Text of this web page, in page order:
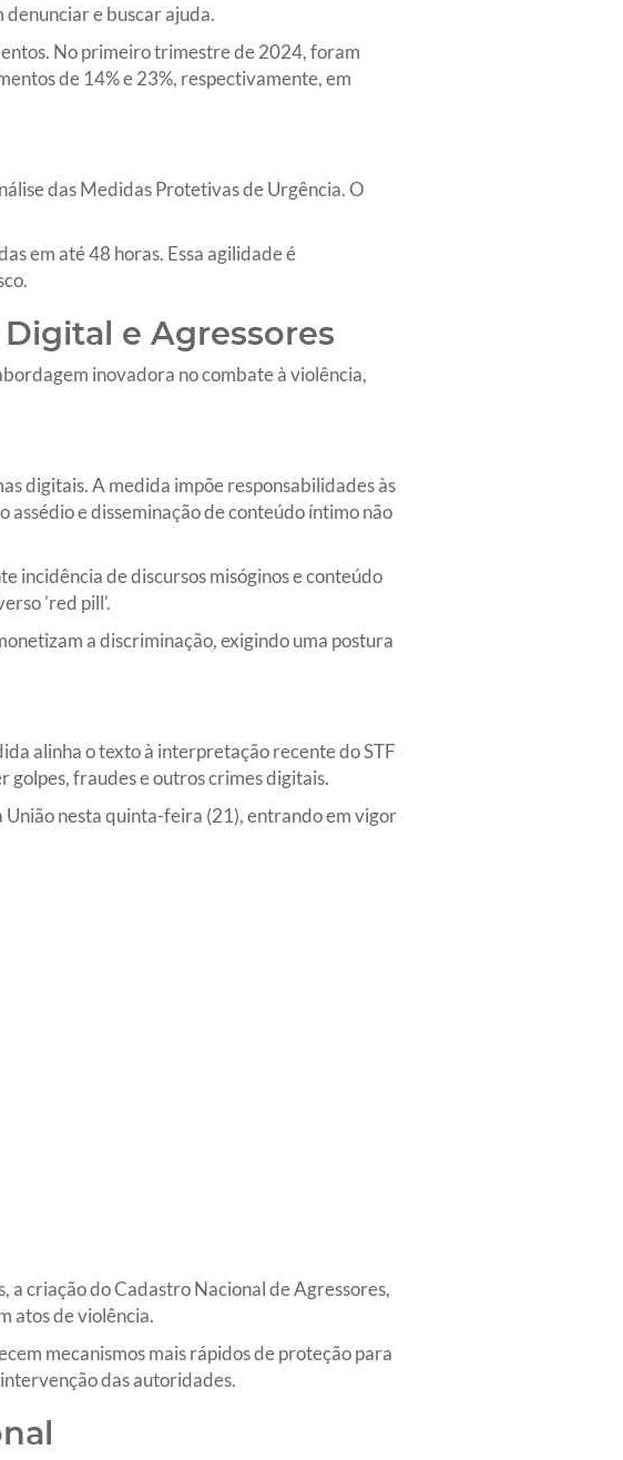
e buscar ajuda.
No primeiro trimestre de 2024, foram
de 14% e 23%, respectivamente, em
das Medidas Protetivas de Urgência. O
em até 48 horas. Essa agilidade é
e Agressores
inovadora no combate à violência,
digitais. A medida impõe responsabilidades às
assédio e disseminação de conteúdo íntimo não
incidência de discursos misóginos e conteúdo
'red pill'.
a discriminação, exigindo uma postura
alinha o texto à interpretação recente do STF
fraudes e outros crimes digitais.
nesta quinta-feira (21), entrando em vigor
a criação do Cadastro Nacional de Agressores,
atos de violência.
mecanismos mais rápidos de proteção para
das autoridades.